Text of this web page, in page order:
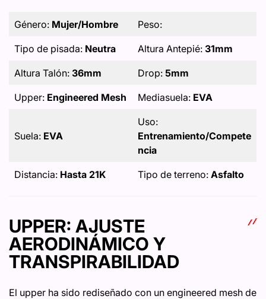
Género: Mujer/Hombre Peso:
Tipo de pisada: Neutra Altura Antepié: 31mm
Altura Talón: 36mm Drop: 5mm
Upper: Engineered Mesh Mediasuela: EVA
Suela: EVA
Uso:
Entrenamiento/Compete
ncia
Distancia: Hasta 21K Tipo de terreno: Asfalto
UPPER: AJUSTE
AERODINÁMICO Y
TRANSPIRABILIDAD
El upper ha sido rediseñado con un engineered mesh de